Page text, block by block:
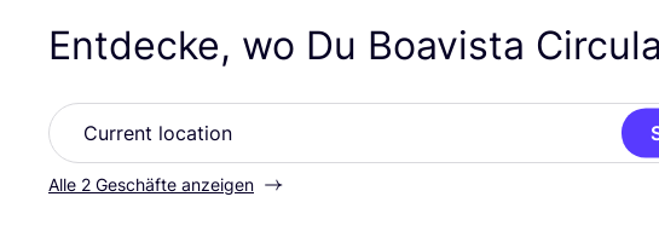
Entdecke, wo Du Boavista
Alle 2 Geschäfte anzeigen